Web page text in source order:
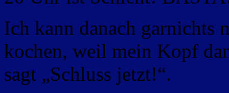
Ich kann danach garnichts
kochen, weil mein Kopf
sagt „Schluss jetzt!“.